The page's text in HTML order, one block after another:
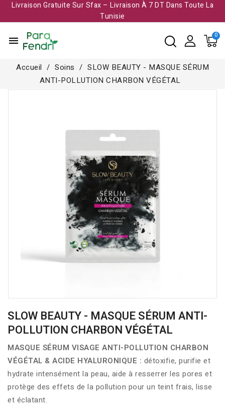
Livraison Gratuite Sur Sfax – Livraison À 7 DT Dans Toute La
Tunisie​
menu
Accueil Soins
SLOW BEAUTY - MASQUE SÉRUM
ANTI-POLLUTION CHARBON VÉGÉTAL
SLOW BEAUTY - MASQUE SÉRUM ANTI-
POLLUTION CHARBON VÉGÉTAL
MASQUE SÉRUM VISAGE ANTI-POLLUTION CHARBON
VÉGÉTAL & ACIDE HYALURONIQUE : détoxifie, purifie et
hydrate intensément la peau, aide à resserrer les pores et
protège des effets de la pollution pour un teint frais, lisse
et éclatant.